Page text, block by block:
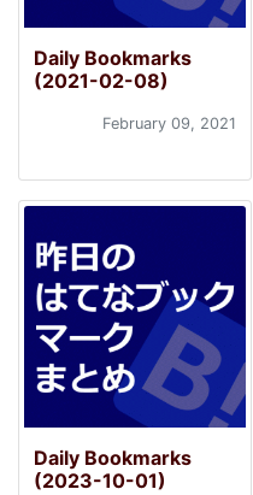
Daily Bookmarks
(2021-02-08)
February 09, 2021
Daily Bookmarks
(2023-10-01)